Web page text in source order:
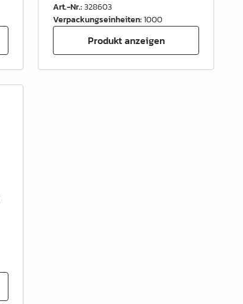
Art.-Nr.:328603
Verpackungseinheiten:1000
Produkt anzeigen